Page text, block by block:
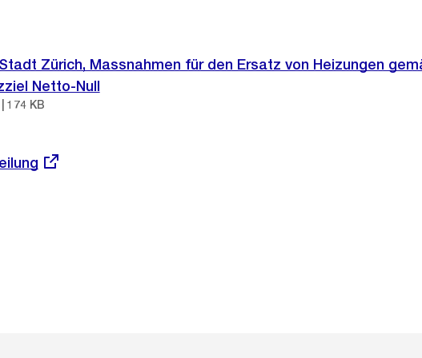
Zürich, Massnahmen für den Ersatz von Heizungen
Netto-Null
174 KB